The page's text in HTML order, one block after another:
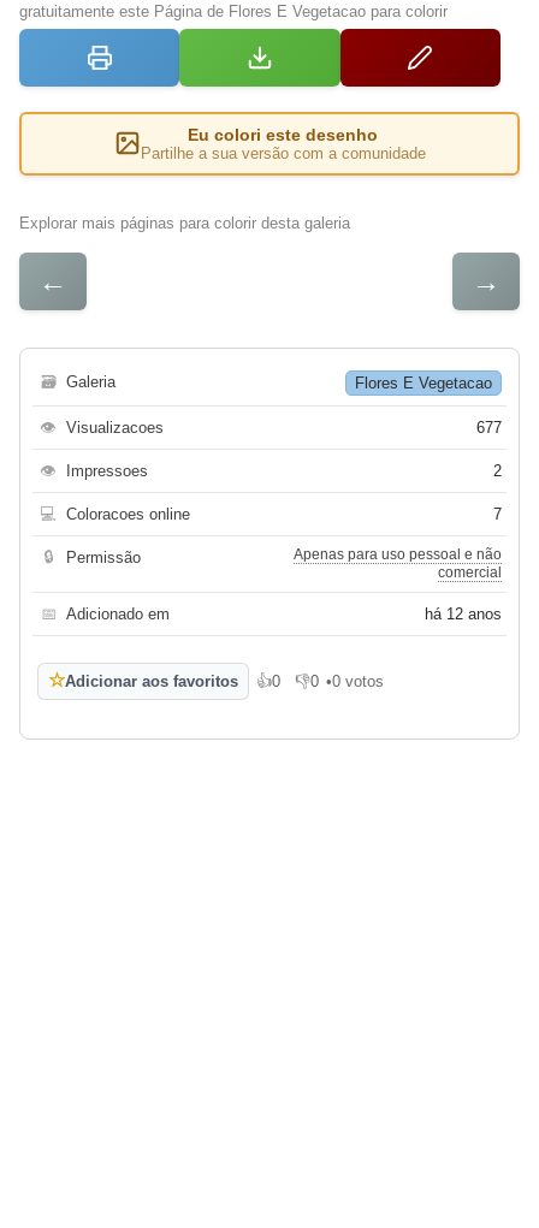
gratuitamente este Página de Flores E Vegetacao para colorir
Eu colori este desenho
Partilhe a sua versão com a comunidade
Explorar mais páginas para colorir desta galeria
← →
🗃 Galeria Flores E Vegetacao
👁 Visualizacoes 677
👁 Impressoes 2
💻 Coloracoes online 7
🔒 Permissão
Apenas para uso pessoal e não
comercial
📅 Adicionado em há 12 anos
☆Adicionar aos favoritos 👍0
Gosto👎0
Não gosto
•0 votos